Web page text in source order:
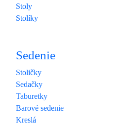
Stoly
Stolíky
Sedenie
Stoličky
Sedačky
Taburetky
Barové sedenie
Kreslá